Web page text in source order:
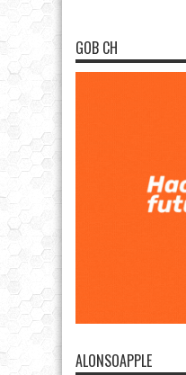
GOB CH
ALONSOAPPLE